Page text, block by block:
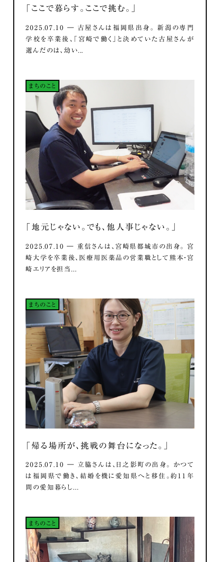
「ここで暮らす。ここで挑む。」
2025.07.10 ― 古屋さんは福岡県出身。 新潟の専門
学校を卒業後、「宮崎で働く」と決めていた古屋さんが
選んだのは、幼い...
まちのこと
「地元じゃない。でも、他人事じゃない。」
2025.07.10 ― 重信さんは、宮崎県都城市の出身。 宮
崎大学を卒業後、医療用医薬品の営業職として熊本・宮
崎エリアを担当...
まちのこと
「帰る場所が、挑戦の舞台になった。」
2025.07.10 ― 立脇さんは、日之影町の出身。 かつて
は福岡県で働き、結婚を機に愛知県へと移住。約11年
間の愛知暮らし...
まちのこと